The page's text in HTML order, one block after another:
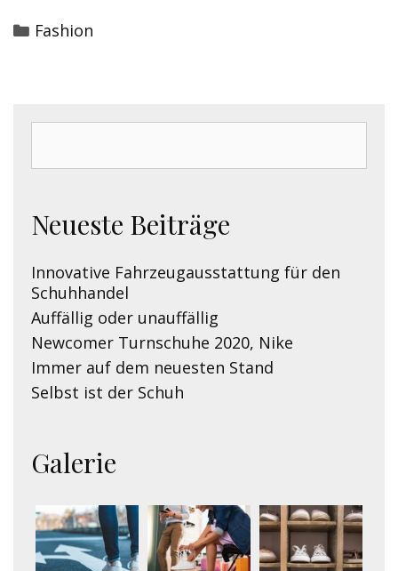
Categories
Fashion
Neueste Beiträge
Innovative Fahrzeugausstattung für den
Schuhhandel
Auffällig oder unauffällig
Newcomer Turnschuhe 2020, Nike
Immer auf dem neuesten Stand
Selbst ist der Schuh
Galerie